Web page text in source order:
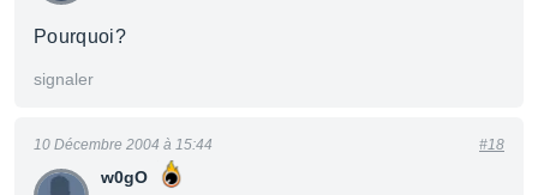
Pourquoi?
signaler
w0gO
10 Décembre 2004 à 15:44 #18